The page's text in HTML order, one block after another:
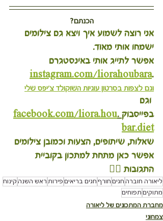
הכנתם?
אני רוצה לשמוע איך ויצא גם צילומים
ישמחו אותי מאוד.
אפשר לתייג אותי באינסטגרם
.
instagram.com/liorahoubara
וגם לצפות בסרטון עוגיות השוקולד צ'יפס שלי
וגם
בפייסבוק .
facebook.com/liora.hou
bar.diet
שאלות, שיתופים, הצעות וכמובן צילומים
אפשר כאן מתחת למתכון בקוביית
התגובות 👇🏽
ליאורה חוברה חגים חורף חגים בריאים פירות ראש השנה קינוח
מתוקים תפוחים
מחברת המתכונים של ליאורה
צמחוני